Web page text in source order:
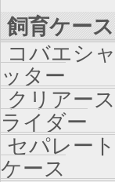
飼育ケース
コバエシャ
ッター
クリアース
ライダー
セパレート
ケース